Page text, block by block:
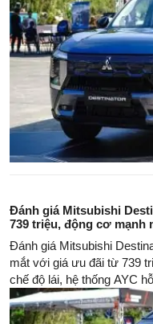
Đánh giá Mitsubishi
739 triệu, động cơ mạnh
Đánh giá Mitsubishi
mắt với giá ưu đãi từ 739
chế độ lái, hệ thống AYC